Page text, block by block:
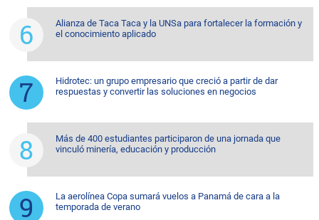
Alianza de Taca Taca y la UNSa para fortalecer la formación y
el conocimiento aplicado
Hidrotec: un grupo empresario que creció a partir de dar
respuestas y convertir las soluciones en negocios
Más de 400 estudiantes participaron de una jornada que
vinculó minería, educación y producción
La aerolínea Copa sumará vuelos a Panamá de cara a la
temporada de verano